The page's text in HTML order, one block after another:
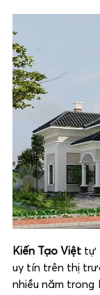
Kiến Tạo Việt tự
uy tín trên thị
nhiều năm trong